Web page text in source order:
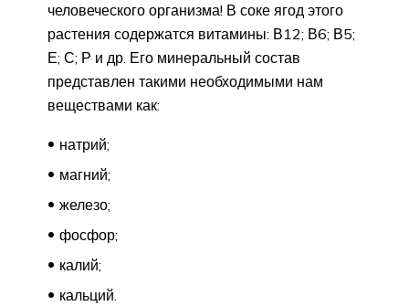
человеческого организма! В соке ягод этого
растения содержатся витамины: В12; В6; В5;
Е; С; Р и др. Его минеральный состав
представлен такими необходимыми нам
веществами как:
натрий;
магний;
железо;
фосфор;
калий;
кальций.